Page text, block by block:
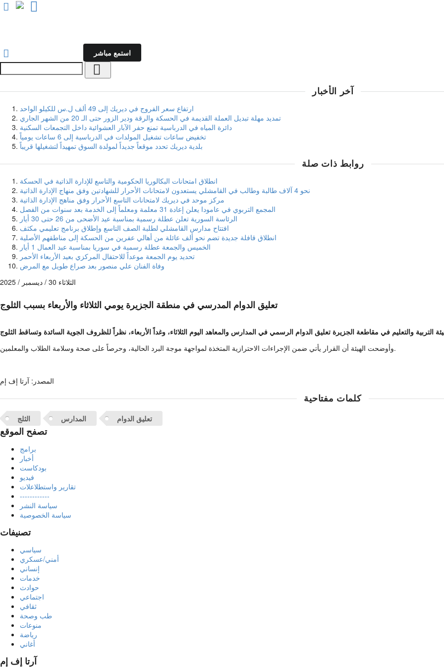
استمع مباشر
آخر الأخبار
ارتفاع سعر الفروج في ديريك إلى 49 ألف ل.س للكيلو الواحد
تمديد مهلة تبديل العملة القديمة في الحسكة والرقة ودير الزور حتى الـ 20 من الشهر الجاري
دائرة المياه في الدرباسية تمنع حفر الآبار العشوائية داخل التجمعات السكنية
تخفيض ساعات تشغيل المولدات في الدرباسية إلى 6 ساعات يومياً
بلدية ديريك تحدد موقعاً جديداً لمولدة السوق تمهيداً لتشغيلها قريباً
روابط ذات صلة
انطلاق امتحانات البكالوريا الحكومية والتاسع للإدارة الذاتية في الحسكة
نحو 4 آلاف طالبة وطالب في القامشلي يستعدون لامتحانات الأحرار للشهادتين وفق منهاج الإدارة الذاتية
مركز موحد في ديريك لامتحانات التاسع الأحرار وفق مناهج الإدارة الذاتية
المجمع التربوي في عامودا يعلن إعادة 31 معلمة ومعلماً إلى الخدمة بعد سنوات من الفصل
الرئاسة السورية تعلن عطلة رسمية بمناسبة عيد الأضحى من 26 حتى 30 أيار
افتتاح مدارس القامشلي لطلبة الصف التاسع وإطلاق برنامج تعليمي مكثف
انطلاق قافلة جديدة تضم نحو ألف عائلة من أهالي عفرين من الحسكة إلى مناطقهم الأصلية
الخميس والجمعة عطلة رسمية في سوريا بمناسبة عيد العمال 1 أيار
تحديد يوم الجمعة موعداً للاحتفال المركزي بعيد الأربعاء الأحمر
وفاة الفنان علي منصور بعد صراع طويل مع المرض
الثلاثاء 30 / ديسمبر / 2025
تعليق الدوام المدرسي في منطقة الجزيرة يومي الثلاثاء والأربعاء بسبب الثلوج
وأوضحت الهيئة أن القرار يأتي ضمن الإجراءات الاحترازية المتخذة لمواجهة موجة البرد الحالية، وحرصاً على صحة وسلامة الطلاب والمعلمين.
المصدر:آرتا إف إم
كلمات مفتاحية
الثلج المدارس تعليق الدوام
تصفح الموقع
برامج
أخبار
بودكاست
فيديو
تقارير واستطلاعلات
------------
سياسة النشر
سياسة الخصوصية
تصنيفات
سياسي
أمني/عسكري
إنساني
خدمات
حوادث
اجتماعي
ثقافي
طب وصحة
منوعات
رياضة
أغاني
آرتا إف إم